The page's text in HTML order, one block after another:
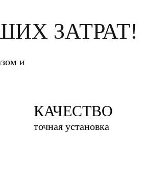
ЗАТРАТ!
и
КАЧЕСТВО
точная установка